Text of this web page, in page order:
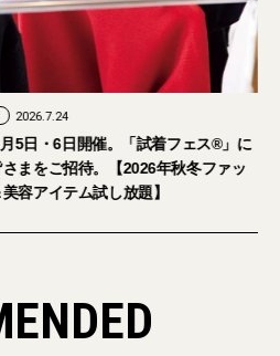
2026.7.24
5日・6日開催。「試着フェス®︎」に
まをご招待。【2026年秋冬ファッ
容アイテム試し放題】